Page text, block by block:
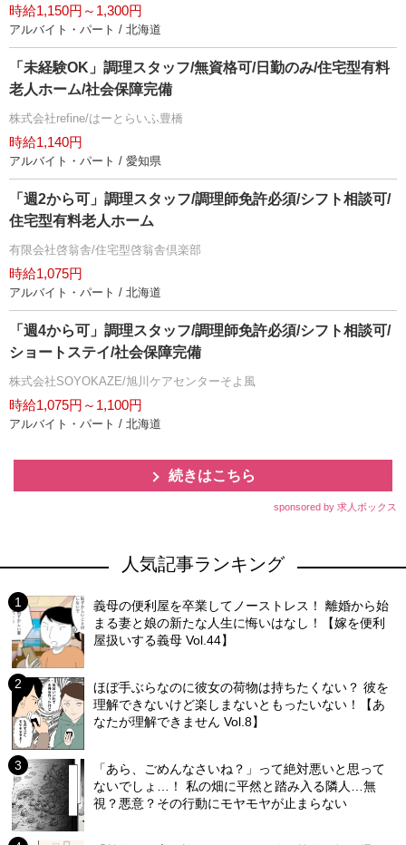
時給1,150円～1,300円
アルバイト・パート / 北海道
「未経験OK」調理スタッフ/無資格可/日勤のみ/住宅型有料
老人ホーム/社会保障完備
株式会社refine/はーとらいふ豊橋
時給1,140円
アルバイト・パート / 愛知県
「週2から可」調理スタッフ/調理師免許必須/シフト相談可/
住宅型有料老人ホーム
有限会社啓翁舎/住宅型啓翁舎倶楽部
時給1,075円
アルバイト・パート / 北海道
「週4から可」調理スタッフ/調理師免許必須/シフト相談可/
ショートステイ/社会保障完備
株式会社SOYOKAZE/旭川ケアセンターそよ風
時給1,075円～1,100円
アルバイト・パート / 北海道
続きはこちら
sponsored by 求人ボックス
人気記事ランキング
義母の便利屋を卒業してノーストレス！ 離婚から始
まる妻と娘の新たな人生に悔いはなし！【嫁を便利
屋扱いする義母 Vol.44】
ほぼ手ぶらなのに彼女の荷物は持ちたくない？ 彼を
理解できないけど楽しまないともったいない！【あ
なたが理解できません Vol.8】
「あら、ごめんなさいね？」って絶対悪いと思って
ないでしょ…！ 私の畑に平然と踏み入る隣人…無
視？悪意？その行動にモヤモヤが止まらない